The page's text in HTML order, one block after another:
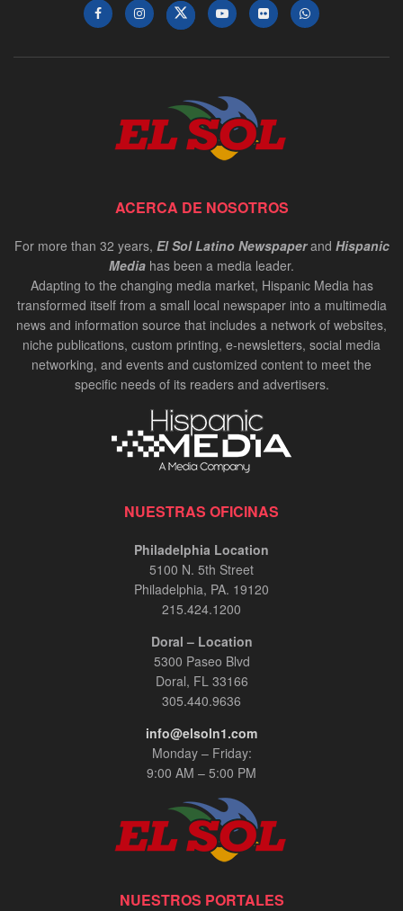
ACERCA DE NOSOTROS
For more than 32 years, El Sol Latino Newspaperand Hispanic
Media has been a media leader.
Adapting to the changing media market, Hispanic Media has
transformed itself from a small local newspaper into a multimedia
news and information source that includes a network of websites,
niche publications, custom printing, e-newsletters, social media
networking, and events and customized content to meet the
specific needs of its readers and advertisers.
NUESTRAS OFICINAS
Philadelphia Location
5100 N. 5th Street
Philadelphia, PA. 19120
215.424.1200
Doral – Location
5300 Paseo Blvd
Doral, FL 33166
305.440.9636
info@elsoln1.com
Monday – Friday:
9:00 AM – 5:00 PM
NUESTROS PORTALES